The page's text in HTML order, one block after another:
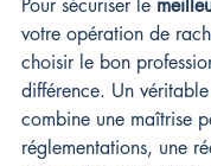
Pour sécuriser le
votre opération de
choisir le bon
différence. Un
combine une maîtrise
réglementations, une